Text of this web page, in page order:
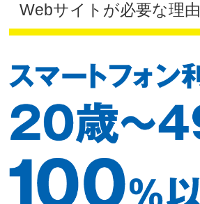
Webサイトが必要な理由